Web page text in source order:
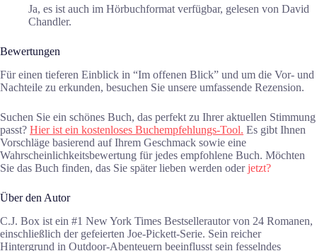
Ja, es ist auch im Hörbuchformat verfügbar, gelesen von David
Chandler.
Bewertungen
Für einen tieferen Einblick in “Im offenen Blick” und um die Vor- und
Nachteile zu erkunden, besuchen Sie unsere umfassende Rezension.
Suchen Sie ein schönes Buch, das perfekt zu Ihrer aktuellen Stimmung
passt? Hier ist ein kostenloses Buchempfehlungs-Tool. Es gibt Ihnen
Vorschläge basierend auf Ihrem Geschmack sowie eine
Wahrscheinlichkeitsbewertung für jedes empfohlene Buch. Möchten
Sie das Buch finden, das Sie später lieben werden oderjetzt?
Über den Autor
C.J. Box ist ein #1 New York Times Bestsellerautor von 24 Romanen,
einschließlich der gefeierten Joe-Pickett-Serie. Sein reicher
Hintergrund in Outdoor-Abenteuern beeinflusst sein fesselndes